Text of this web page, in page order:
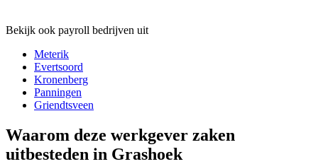
Bekijk ook payroll bedrijven uit
Meterik
Evertsoord
Kronenberg
Panningen
Griendtsveen
Waarom deze werkgever zaken
uitbesteden in Grashoek